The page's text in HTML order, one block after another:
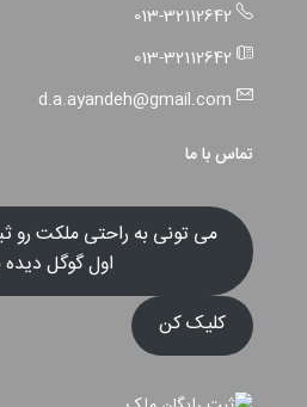
013-32112642
013-32112642
d.a.ayandeh@gmail.com
تماس با ما
می تونی به راحتی ملکت رو
اول گوگل
کلیک کن